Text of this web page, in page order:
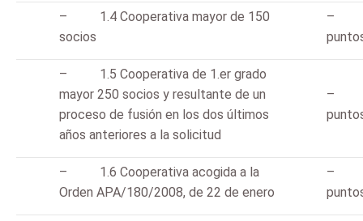
– 1.4 Cooperativa mayor de 150
socios
–
– 1.5 Cooperativa de 1.er grado
mayor 250 socios y resultante de un
proceso de fusión en los dos últimos
años anteriores a la solicitud
–
– 1.6 Cooperativa acogida a la
Orden APA/180/2008, de 22 de enero
–